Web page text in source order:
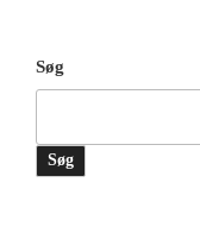
Søg
Søg